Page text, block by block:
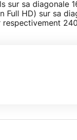
sur sa diagonale
Full HD) sur sa